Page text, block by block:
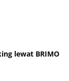
lewat BRIMO